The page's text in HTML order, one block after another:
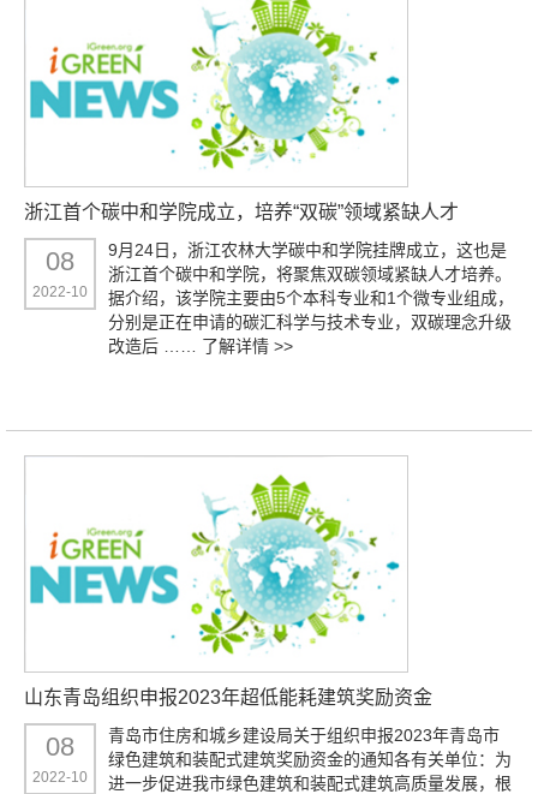
浙江首个碳中和学院成立，培养“双碳”领域紧缺人才
08
2022-10
9月24日，浙江农林大学碳中和学院挂牌成立，这也是
浙江首个碳中和学院，将聚焦双碳领域紧缺人才培养。
据介绍，该学院主要由5个本科专业和1个微专业组成，
分别是正在申请的碳汇科学与技术专业，双碳理念升级
改造后 …… 了解详情 >>
山东青岛组织申报2023年超低能耗建筑奖励资金
08
2022-10
青岛市住房和城乡建设局关于组织申报2023年青岛市
绿色建筑和装配式建筑奖励资金的通知各有关单位：为
进一步促进我市绿色建筑和装配式建筑高质量发展，根